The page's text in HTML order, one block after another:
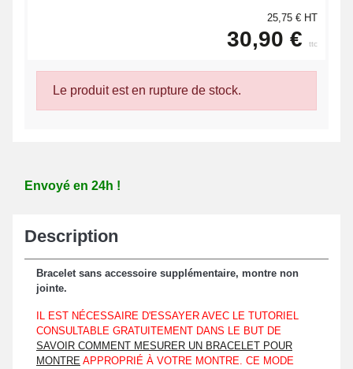
25,75 € HT
30,90 € ttc
Le produit est en rupture de stock.
Envoyé en 24h !
Description
Bracelet sans accessoire supplémentaire, montre non
jointe.
IL EST NÉCESSAIRE D'ESSAYER AVEC LE TUTORIEL
CONSULTABLE GRATUITEMENT DANS LE BUT DE
SAVOIR COMMENT MESURER UN BRACELET POUR
MONTRE APPROPRIÉ À VOTRE MONTRE. CE MODE